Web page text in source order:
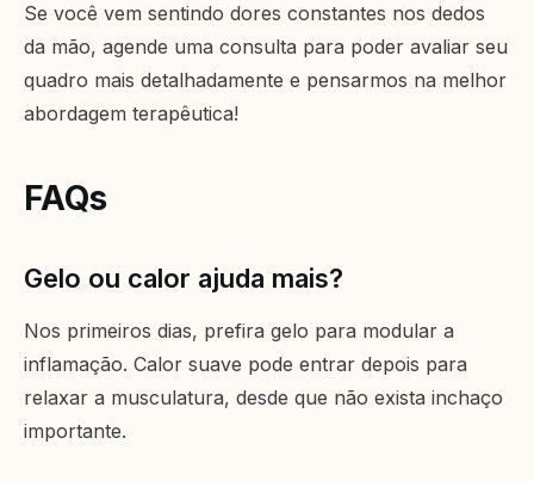
Se você vem sentindo dores constantes nos dedos
da mão, agende uma consulta para poder avaliar seu
quadro mais detalhadamente e pensarmos na melhor
abordagem terapêutica!
FAQs
Gelo ou calor ajuda mais?
Nos primeiros dias, prefira gelo para modular a
inflamação. Calor suave pode entrar depois para
relaxar a musculatura, desde que não exista inchaço
importante.